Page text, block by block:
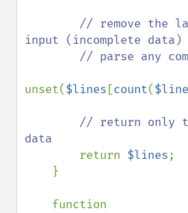
// remove the
input (incomplete data)
unset($lines [count(
// return only
data
return $lines;